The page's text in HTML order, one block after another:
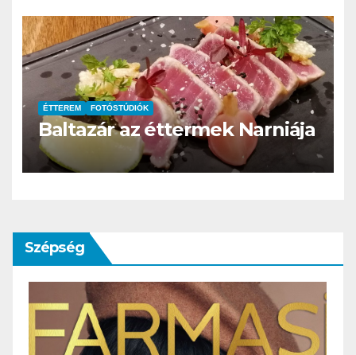
ÉTTEREM FOTÓSTÚDIÓK
Baltazár az éttermek Narniája
Szépség